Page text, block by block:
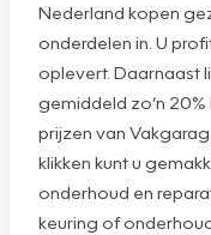
Nederland kopen
onderdelen in. U
oplevert. Daarnaast
gemiddeld zo’n
prijzen van
klikken kunt u
onderhoud en
keuring of